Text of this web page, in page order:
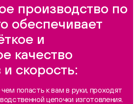
производство по
обеспечивает
и
качество
и скорость:
попасть к вам в руки, проходят
цепочки изготовления.